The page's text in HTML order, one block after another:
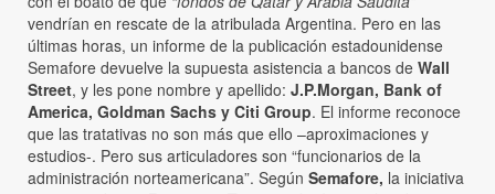
vendrían en rescate de la atribulada Argentina. Pero en las
últimas horas, un informe de la publicación estadounidense
Semafore devuelve la supuesta asistencia a bancos de Wall
Street, y les pone nombre y apellido: J.P.Morgan, Bank of
America, Goldman Sachs y Citi Group. El informe reconoce
que las tratativas no son más que ello –aproximaciones y
estudios-. Pero sus articuladores son “funcionarios de la
administración norteamericana”. Según Semafore, la iniciativa